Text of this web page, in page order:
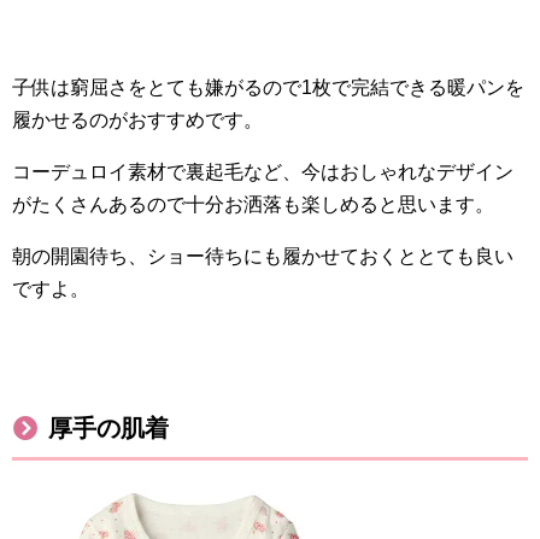
子供は窮屈さをとても嫌がるので1枚で完結できる暖パンを
履かせるのがおすすめです。
コーデュロイ素材で裏起毛など、今はおしゃれなデザイン
がたくさんあるので十分お洒落も楽しめると思います。
朝の開園待ち、ショー待ちにも履かせておくととても良い
ですよ。
厚手の肌着